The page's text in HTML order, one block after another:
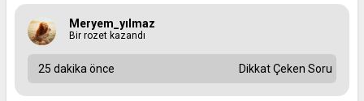
Meryem_yılmaz
Bir rozet kazandı
25 dakika önce Dikkat Çeken Soru